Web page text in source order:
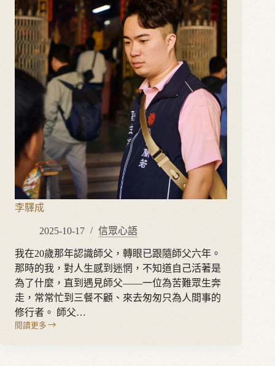
李驛成
2025-10-17 信眾心語
我在20歲那年認識師父，轉眼已跟隨師父六年。
那時的我，對人生感到迷惘，不知道自己活著是
為了什麼，直到遇見師父——一位為苦難眾生奔
走，常常忙到三餐不顧、來去匆匆只為人間事的
修行者。 師父…
閱讀更多
李